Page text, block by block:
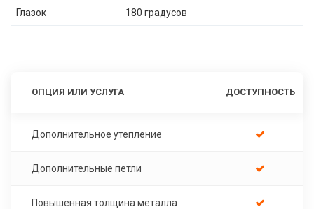
Глазок 180 градусов
ОПЦИЯ ИЛИ УСЛУГА ДОСТУПНОСТЬ
Дополнительное утепление
Дополнительные петли
Повышенная толщина металла